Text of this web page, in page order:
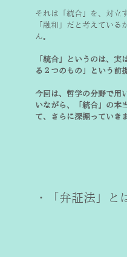
それは「統合」を、対立
「融和」だと考えている
ん。
「統合」というのは、実
る２つのもの」という前
今回は、哲学の分野で用
いながら、「統合」の本
て、さらに深掘っていき
・「弁証法」